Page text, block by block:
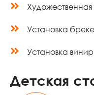
Установка
Установка
Детская